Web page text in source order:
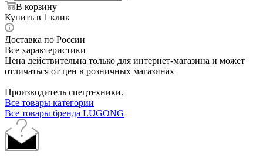
В корзину
Купить в 1 клик
Доставка по России
Все характеристики
Цена действительна только для интернет-магазина и может
отличаться от цен в розничных магазинах
Производитель спецтехники.
Все товары категории
Все товары бренда LUGONG